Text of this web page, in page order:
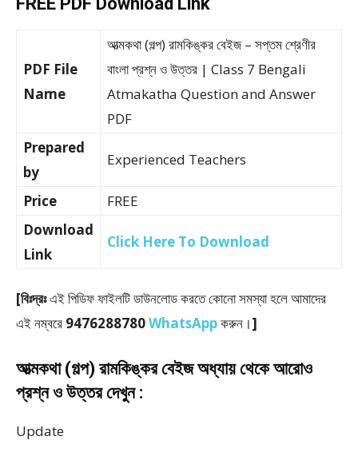
PDF File
Name
আত্মকথা (গল্প) রামকিঙ্কর বেইজ – সপ্তম শ্রেণীর
বাংলা প্রশ্ন ও উত্তর | Class 7 Bengali
Atmakatha Question and Answer
PDF
Prepared
by
Experienced Teachers
Price
FREE
Download
Link
Click Here To Download
[বিঃদ্রঃএই পিডিফ ফাইলটি ডাউনলোড করতে কোনো সমস্যা হলে আমাদের
এই নম্বরে 9476288780WhatsAppকরুন।]
আত্মকথা (গল্প) রামকিঙ্কর বেইজ অধ্যায় থেকে আরোও
প্রশ্ন ও উত্তর দেখুন :
Update